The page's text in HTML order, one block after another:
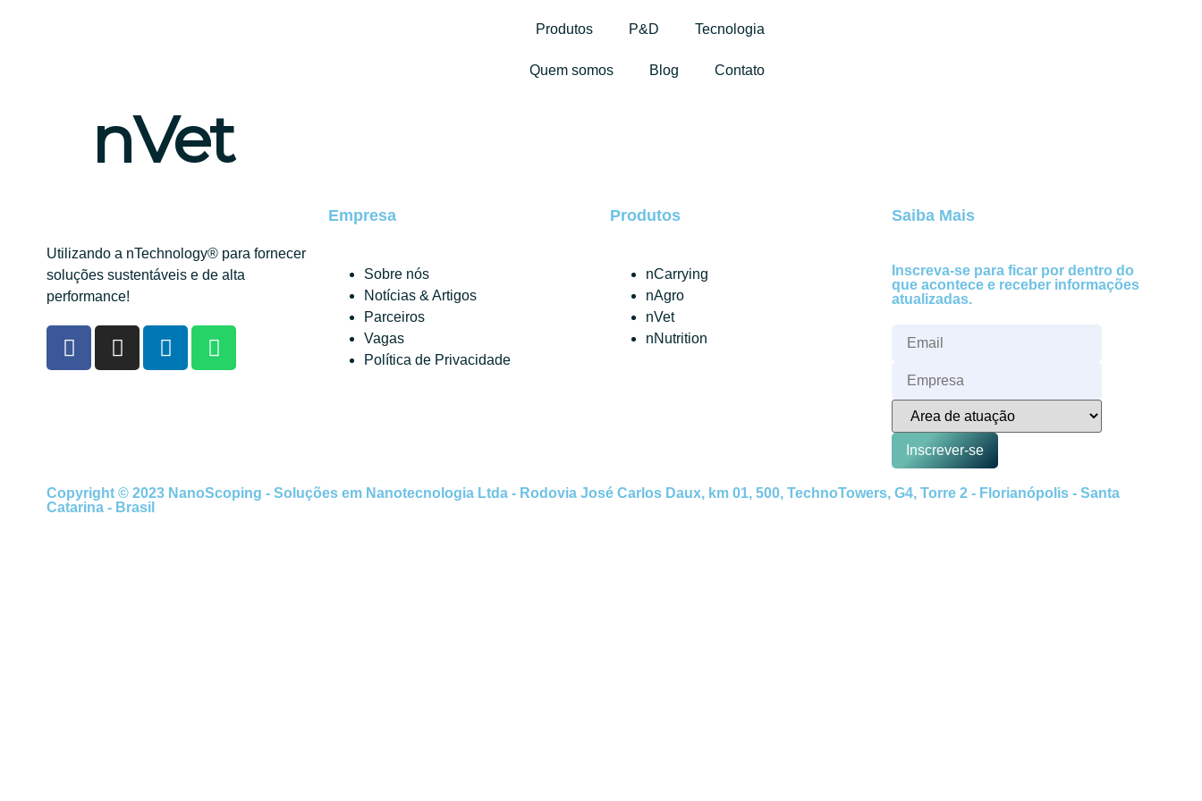
Produtos P&D Tecnologia
Quem somos Blog Contato
nVet
Utilizando a nTechnology® para fornecer
soluções sustentáveis e de alta
performance!
Empresa
Sobre nós
Notícias & Artigos
Parceiros
Vagas
Política de Privacidade
Produtos
nCarrying
nAgro
nVet
nNutrition
Saiba Mais
Inscreva-se para ficar por dentro do
que acontece e receber informações
atualizadas.
Inscrever-se
Copyright © 2023 NanoScoping - Soluções em Nanotecnologia Ltda - Rodovia José Carlos Daux, km 01, 500, TechnoTowers, G4, Torre 2 - Florianópolis - Santa
Catarina - Brasil